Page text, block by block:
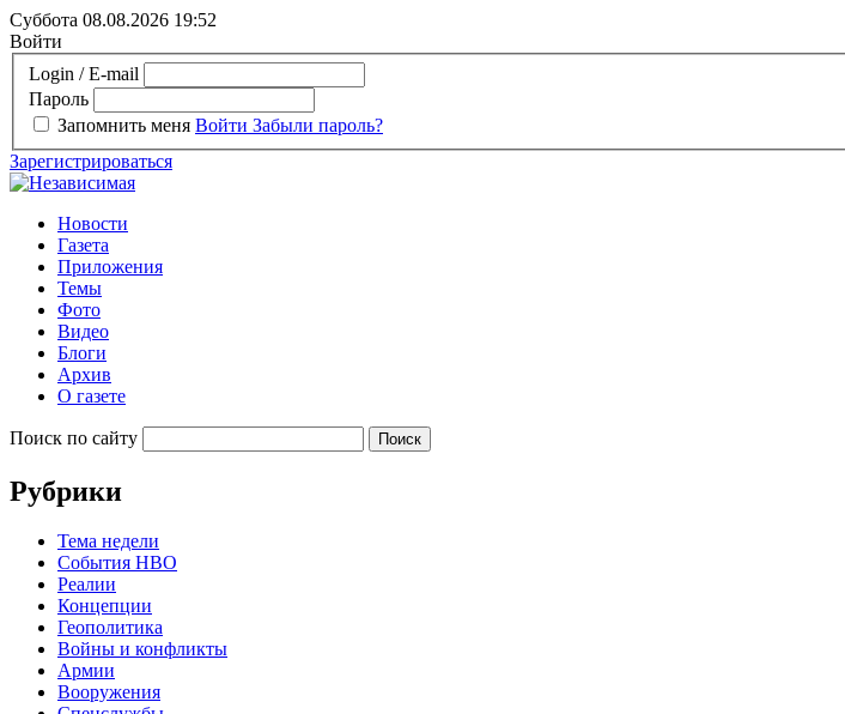
Суббота 08.08.2026 19:52
Войти
Login / E-mail
Пароль
Запомнить меня Войти Забыли пароль?
Зарегистрироваться
Новости
Газета
Приложения
Темы
Фото
Видео
Блоги
Архив
О газете
Поиск по сайту
Рубрики
Тема недели
События НВО
Реалии
Концепции
Геополитика
Войны и конфликты
Армии
Вооружения